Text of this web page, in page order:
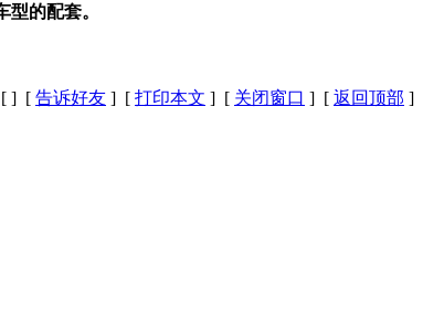
的配套。
] [ 告诉好友 ] [ 打印本文 ] [ 关闭窗口 ] [ 返回顶部 ]